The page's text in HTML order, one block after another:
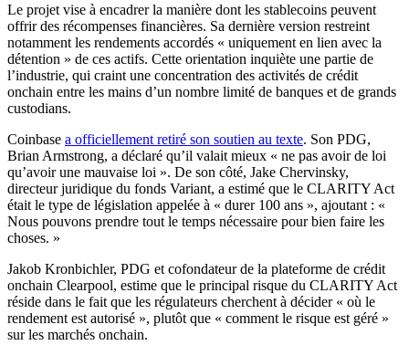
Le projet vise à encadrer la manière dont les stablecoins peuvent
offrir des récompenses financières. Sa dernière version restreint
notamment les rendements accordés « uniquement en lien avec la
détention » de ces actifs. Cette orientation inquiète une partie de
l’industrie, qui craint une concentration des activités de crédit
onchain entre les mains d’un nombre limité de banques et de grands
custodians.
Coinbase a officiellement retiré son soutien au texte. Son PDG,
Brian Armstrong, a déclaré qu’il valait mieux « ne pas avoir de loi
qu’avoir une mauvaise loi ». De son côté, Jake Chervinsky,
directeur juridique du fonds Variant, a estimé que le CLARITY Act
était le type de législation appelée à « durer 100 ans », ajoutant : «
Nous pouvons prendre tout le temps nécessaire pour bien faire les
choses. »
Jakob Kronbichler, PDG et cofondateur de la plateforme de crédit
onchain Clearpool, estime que le principal risque du CLARITY Act
réside dans le fait que les régulateurs cherchent à décider « où le
rendement est autorisé », plutôt que « comment le risque est géré »
sur les marchés onchain.